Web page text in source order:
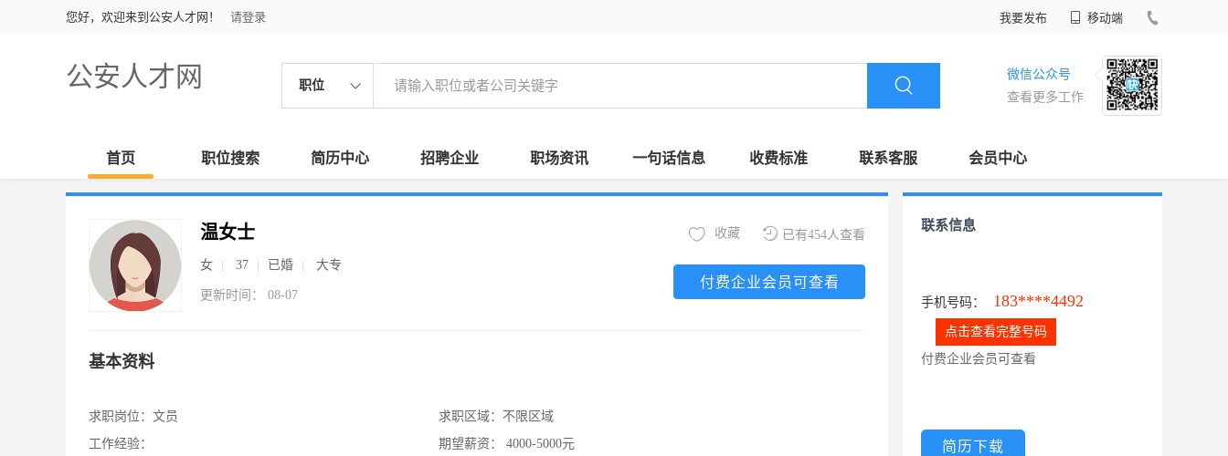
您好，欢迎来到公安人才网！ 请登录 我要发布 移动端
公安人才网 职位
微信公众号
查看更多工作
首页 职位搜索 简历中心 招聘企业 职场资讯 一句话信息 收费标准 联系客服 会员中心
温女士
女 37 已婚 大专
更新时间： 08-07
已有454人查看
收藏
付费企业会员可查看
基本资料
求职岗位： 文员
工作经验：
求职区域： 不限区域
期望薪资：
4000-5000元
联系信息
手机号码： 183****4492
点击查看完整号码
付费企业会员可查看
简历下载